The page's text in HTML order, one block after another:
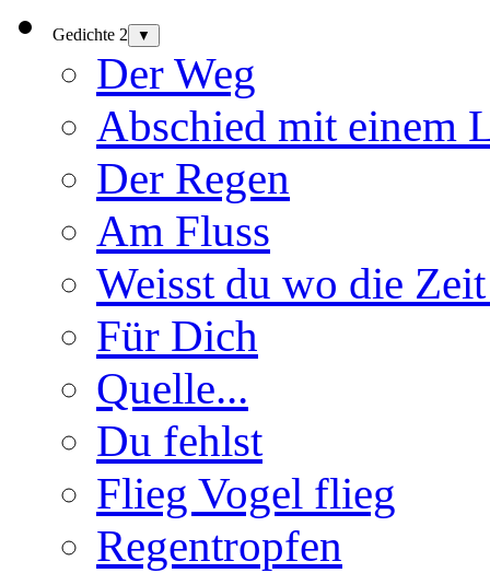
Gedichte 2 ▼
Der Weg
Abschied mit einem
Der Regen
Am Fluss
Weisst du wo die
Für Dich
Quelle...
Du fehlst
Flieg Vogel flieg
Regentropfen